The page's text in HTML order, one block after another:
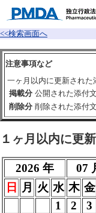
<<検索画面へ
注意事項など
一ヶ月以内に更新された
掲載分 公開された添付
削除分 削除された添付
１ヶ月以内に更
2026 年
07
日
月 火 水 木 金
1
2 3